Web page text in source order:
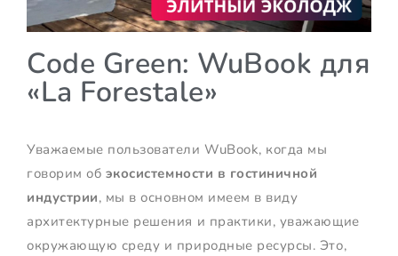
Code Green: WuBook для
«La Forestale»
Уважаемые пользователи WuBook, когда мы
говорим об экосистемности в гостиничной
индустрии, мы в основном имеем в виду
архитектурные решения и практики, уважающие
окружающую среду и природные ресурсы. Это,